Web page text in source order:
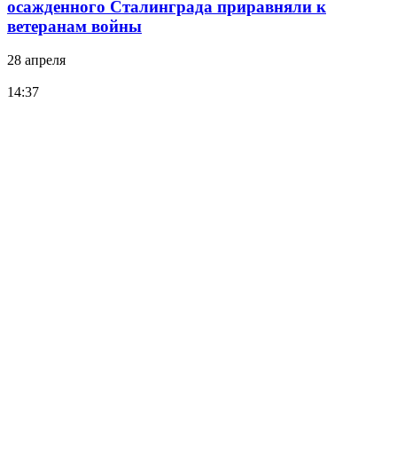
осажденного Сталинграда приравняли к
ветеранам войны
28 апреля
14:37